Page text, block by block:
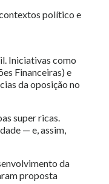
político e
Iniciativas como
Financeiras) e
da oposição no
super ricas.
— e, assim,
da
proposta